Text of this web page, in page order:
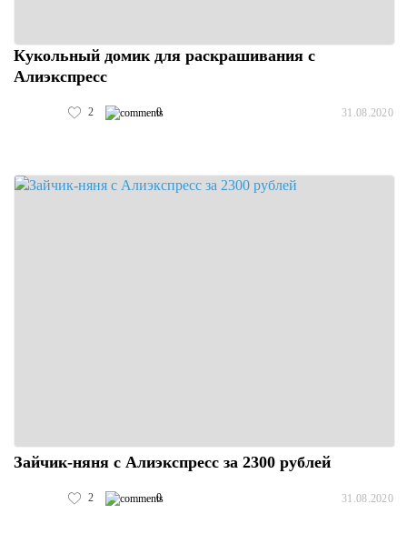
Кукольный домик для раскрашивания с
Алиэкспресс
2 0 31.08.2020
Зайчик-няня с Алиэкспресс за 2300 рублей
2 0 31.08.2020